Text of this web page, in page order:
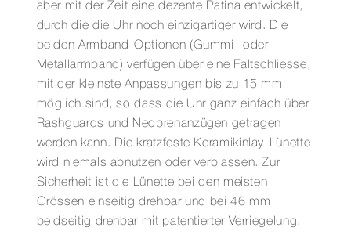
aber mit der Zeit eine dezente Patina entwickelt,
durch die die Uhr noch einzigartiger wird. Die
beiden Armband-Optionen (Gummi- oder
Metallarmband) verfügen über eine Faltschliesse,
mit der kleinste Anpassungen bis zu 15 mm
möglich sind, so dass die Uhr ganz einfach über
Rashguards und Neoprenanzügen getragen
werden kann. Die kratzfeste Keramikinlay-Lünette
wird niemals abnutzen oder verblassen. Zur
Sicherheit ist die Lünette bei den meisten
Grössen einseitig drehbar und bei 46 mm
beidseitig drehbar mit patentierter Verriegelung.